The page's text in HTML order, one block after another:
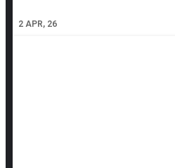
2 APR, 26